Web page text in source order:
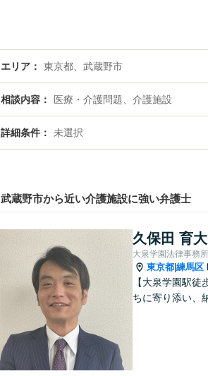
エリア 東京都、武蔵野市
相談内容 医療・介護問題、介護施設
詳細条件 未選択
武蔵野市から近い介護施設に強い弁護士
久保田 育大
大泉学園法律事務所
東京都 練馬区
【大泉学園駅
ちに寄り添い、